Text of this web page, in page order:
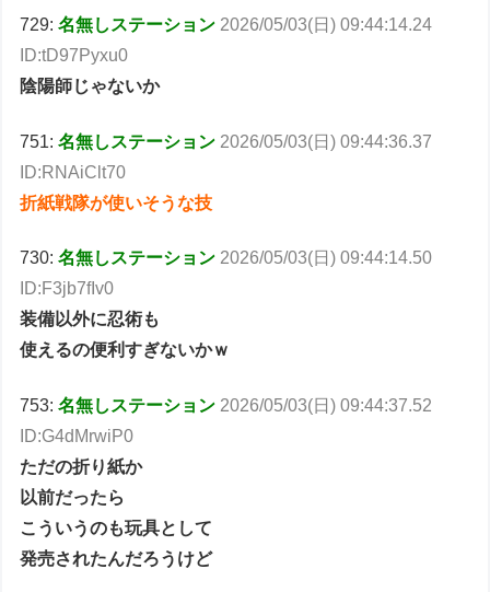
729:名無しステーション 2026/05/03(日) 09:44:14.24
ID:tD97Pyxu0
陰陽師じゃないか
751:名無しステーション 2026/05/03(日) 09:44:36.37
ID:RNAiClt70
折紙戦隊が使いそうな技
730:名無しステーション 2026/05/03(日) 09:44:14.50
ID:F3jb7fIv0
装備以外に忍術も
使えるの便利すぎないかｗ
753:名無しステーション 2026/05/03(日) 09:44:37.52
ID:G4dMrwiP0
ただの折り紙か
以前だったら
こういうのも玩具として
発売されたんだろうけど